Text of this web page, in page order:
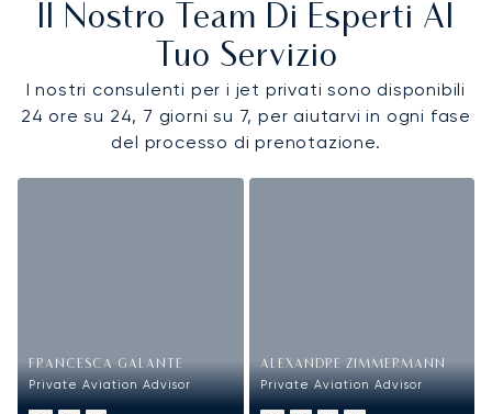
Il Nostro Team Di Esperti Al
Tuo Servizio
I nostri consulenti per i jet privati sono disponibili
24 ore su 24, 7 giorni su 7, per aiutarvi in ogni fase
del processo di prenotazione.
FRANCESCA GALANTE
Private Aviation Advisor
ALEXANDRE ZIMMERMANN
Private Aviation Advisor